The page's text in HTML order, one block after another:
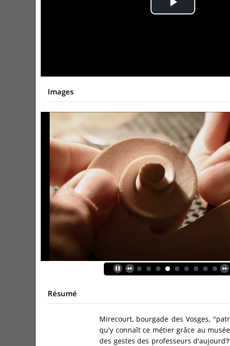
Play
Images
Résumé
Mirecourt, bourgade des Vosges,
qu'y connaît ce métier grâce au
des gestes des professeurs